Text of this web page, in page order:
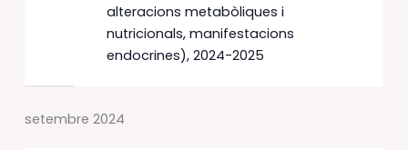
alteracions metabòliques i
nutricionals, manifestacions
endocrines), 2024-2025
setembre 2024